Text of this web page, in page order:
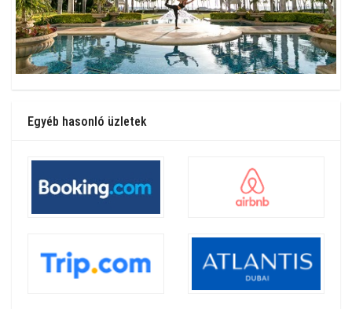
Egyéb hasonló üzletek